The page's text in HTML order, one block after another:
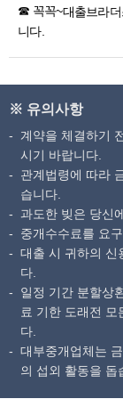
☎ 꼭꼭~대출브라
니다.
※ 유의사항
계약을 체결하기
시기 바랍니다.
관계법령에 따라
습니다.
과도한 빚은 당신
중개수수료를 요
대출 시 귀하의 신
다.
일정 기간 분할상
료 기한 도래전 모
다.
대부중개업체는
의 섭외 활동을 돕